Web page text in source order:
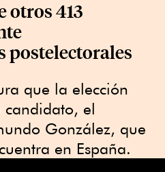
otros 413
postelectorales
que la elección
el
González, que
en España.